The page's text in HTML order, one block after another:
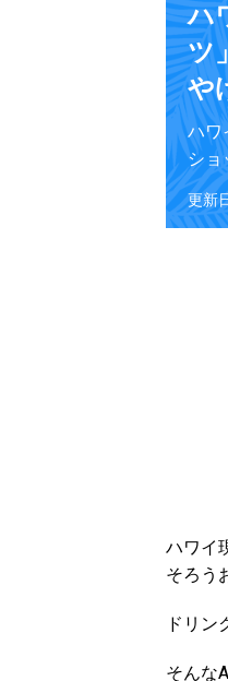
ハ
ツ
や
ハワ
ショ
更新
ハワイ
そろう
ドリン
そんな